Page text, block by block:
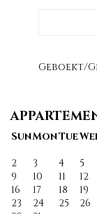
Geboekt/
SunMonTue
2
3 4 5
9
10 11 12
16
17 18 19
23
24 25 26